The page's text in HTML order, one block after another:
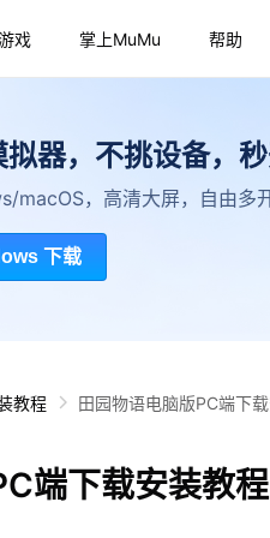
戏 掌上MuMu 帮助
器，不挑设备，秒
macOS，高清大屏，自由多
下载
教程 田园物语电脑版PC端下
端下载安装教